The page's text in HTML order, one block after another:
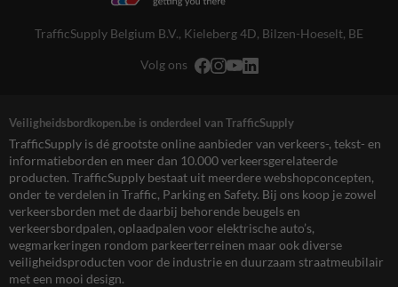
TrafficSupply Belgium B.V., Kieleberg 4D, Bilzen-Hoeselt, BE
Volg ons
Veiligheidsbordkopen.be is onderdeel van TrafficSupply
TrafficSupply is dé grootste online aanbieder van verkeers-, tekst- en
informatieborden en meer dan 10.000 verkeersgerelateerde
producten. TrafficSupply bestaat uit meerdere webshopconcepten,
onder te verdelen in Traffic, Parking en Safety. Bij ons koop je zowel
verkeersborden met de daarbij behorende beugels en
verkeersbordpalen, oplaadpalen voor elektrische auto’s,
wegmarkeringen rondom parkeerterreinen maar ook diverse
veiligheidsproducten voor de industrie en duurzaam straatmeubilair
met een mooi design.